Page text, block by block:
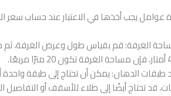
يجب أخذها في الاعتبار عند حساب سعر
طبقات الدهان: يمكن أن تحتاج إلى طبقة واحدة
قد تحتاج أيضًا إلى طلاء للأسقف أو التفاصيل